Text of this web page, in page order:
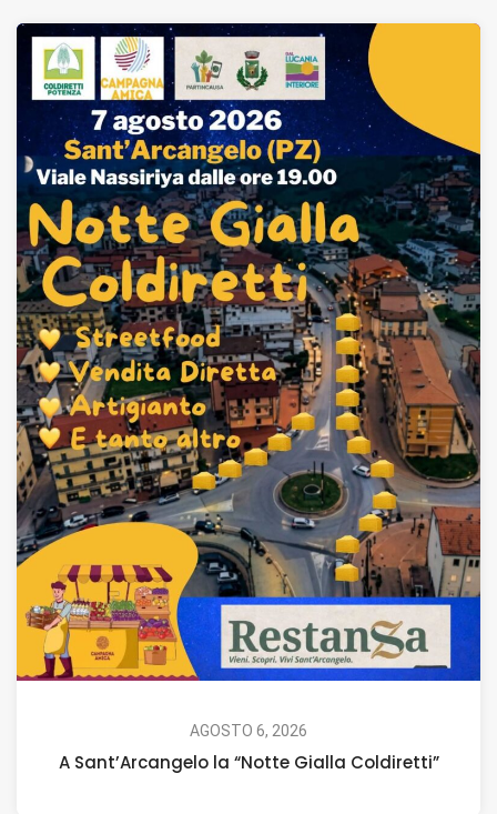
AGOSTO 6, 2026
A Sant’Arcangelo la “Notte Gialla Coldiretti”